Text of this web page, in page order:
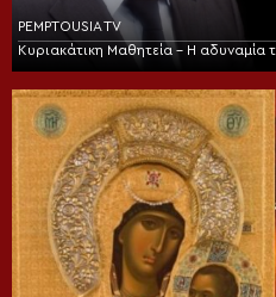
PEMPTOUSIA TV
Κυριακάτικη Μαθητεία – Η αδυναμία